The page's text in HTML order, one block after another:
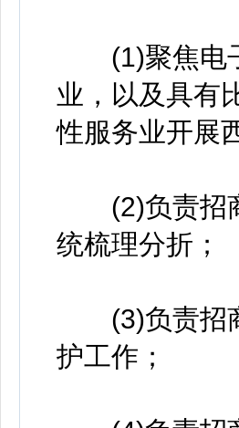
(1)聚焦电子
业，以及具有
性服务业开展
(2)负责招商
统梳理分折；
(3)负责招商
护工作；